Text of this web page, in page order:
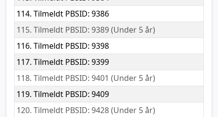
114. Tilmeldt PBSID: 9386
115. Tilmeldt PBSID: 9389 (Under 5 år)
116. Tilmeldt PBSID: 9398
117. Tilmeldt PBSID: 9399
118. Tilmeldt PBSID: 9401 (Under 5 år)
119. Tilmeldt PBSID: 9409
120. Tilmeldt PBSID: 9428 (Under 5 år)